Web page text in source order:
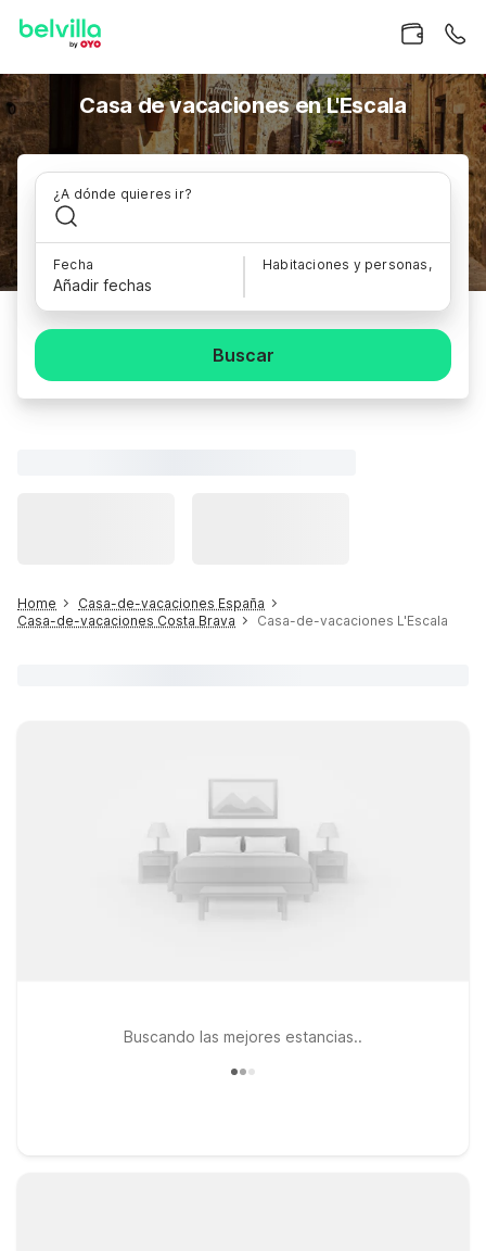
Casa de vacaciones en L'Escala
¿A dónde quieres ir?
Fecha
Añadir fechas
Habitaciones y personas,
Buscar
Home
Casa-de-vacaciones España
Casa-de-vacaciones Costa Brava
Casa-de-vacaciones L'Escala
Buscando las mejores estancias..